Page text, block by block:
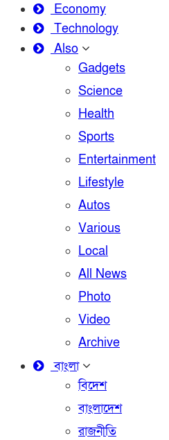
Economy
Technology
Also
Gadgets
Science
Health
Sports
Entertainment
Lifestyle
Autos
Various
Local
All News
Photo
Video
Archive
বাংলা
বিদেশ
বাংলাদেশ
রাজনীতি